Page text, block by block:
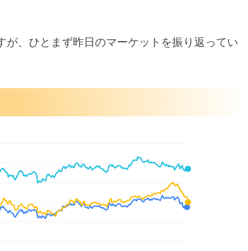
を順守
減
、ひとまず昨日のマーケットを振り返ってい